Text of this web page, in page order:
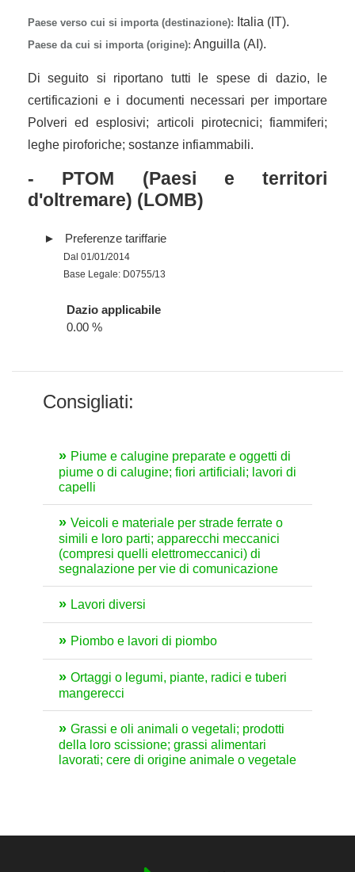
Paese verso cui si importa (destinazione): Italia (IT).
Paese da cui si importa (origine): Anguilla (AI).
Di seguito si riportano tutti le spese di dazio, le
certificazioni e i documenti necessari per importare
Polveri ed esplosivi; articoli pirotecnici; fiammiferi;
leghe piroforiche; sostanze infiammabili.
- PTOM (Paesi e territori
d'oltremare) (LOMB)
Preferenze tariffarie
Dal 01/01/2014
Base Legale: D0755/13
Dazio applicabile
0.00 %
Consigliati:
Piume e calugine preparate e oggetti di
piume o di calugine; fiori artificiali; lavori di
capelli
Veicoli e materiale per strade ferrate o
simili e loro parti; apparecchi meccanici
(compresi quelli elettromeccanici) di
segnalazione per vie di comunicazione
Lavori diversi
Piombo e lavori di piombo
Ortaggi o legumi, piante, radici e tuberi
mangerecci
Grassi e oli animali o vegetali; prodotti
della loro scissione; grassi alimentari
lavorati; cere di origine animale o vegetale